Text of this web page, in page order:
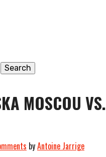
MOSCOU VS.
byAntoine Jarrige